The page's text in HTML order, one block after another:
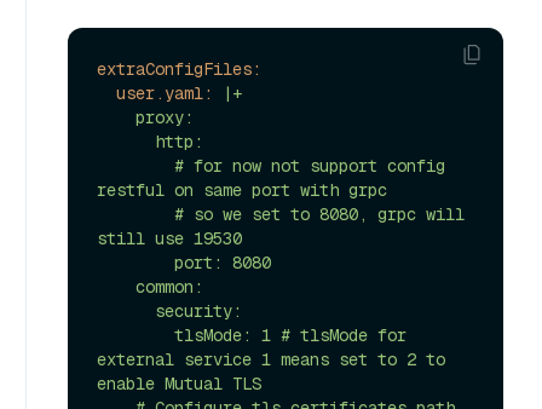
extraConfigFiles:
user.yaml:
|+
restful on same port with grpc
still use 19530
external service 1 means set to 2 to
enable Mutual TLS